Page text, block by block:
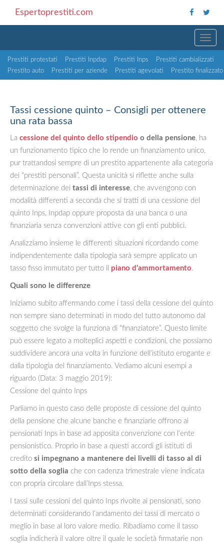
Espertoprestiti.com
Prestiti protestati Prestiti Inpdap Prestiti Inps
Prestiti cambializzati
Prestito auto
Prestiti per aziende Prestiti agevolati Prestito finalizzato
Tassi cessione quinto – Consigli per ottenere
una rata bassa
La cessione del quinto dello stipendio o della pensione, ha
un funzionamento tipico che lo rende un finanziamento unico,
pur trattandosi sempre di un prestito appartenente alla categoria
dei “prestiti personali”. Questa unicità si riflette anche sulla
determinazione dei tassi di interesse, che avvengono con
modalità differenti a seconda che si tratti di una cessione del
quinto Inps, Inpdap oppure proposta da una banca o una
finanziaria senza convenzioni attive con gli enti pubblici.
Analizziamo insieme le differenti situazioni ricordando come
indipendentemente dalla tipologia sarà sempre applicato un
tasso fisso immutato per tutto il piano d’ammortamento.
Quali sono le differenze
Iniziamo subito affermando come i tassi della cessione del quinto
non sempre siano determinati in modo del tutto autonomo dal
soggetto che svolge la funziona di “finanziatore”. Questo limite
può essere legato a molteplici aspetti e condizioni, che possiamo
suddividere ancora una volta in funzione dell’istituto erogante e
dalla tipologia del finanziamento. Vediamo alcuni esempi a
riguardo (Data: 3 maggio 2019):
Cessione del quinto Inps
Parliamo in questo caso delle proposte di cessione del quinto
della pensione che alcune banche e finanziarie offrono ai
pensionati Inps in base ad apposita convenzione con l’ente
pensionistico. Proprio in base a questi accordi gli istituti di
credito si impegnano a mantenere dei livelli di tasso al di
sotto della soglia che con cadenza trimestrale viene indicata
con propria circolare dall’Inps stessa.
I tassi sulle cessioni del quinto Inps rivolte ai pensionati, sono
determinati considerando l’andamento dei tassi di mercato o
meglio in base al loro valore medio. Ribadiamo come il tasso
soglia indicherà il valore oltre il quale le società firmatarie non